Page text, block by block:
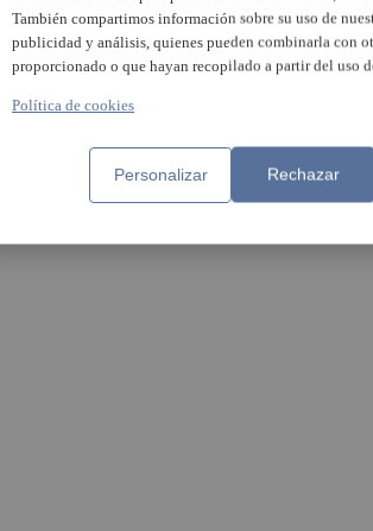
Sedaví aprueba la moción por una
financiación justa
También compartimos información sobre su uso de
publicidad y análisis, quienes pueden combinarla con
proporcionado o que hayan recopilado a partir del uso
Política de cookies
Personalizar Rechazar